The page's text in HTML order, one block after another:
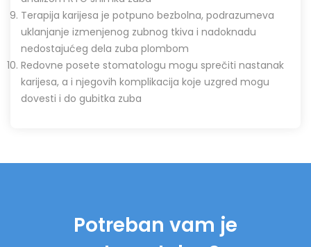
Terapija karijesa je potpuno bezbolna, podrazumeva
uklanjanje izmenjenog zubnog tkiva i nadoknadu
nedostajućeg dela zuba plombom
Redovne posete stomatologu mogu sprečiti nastanak
karijesa, a i njegovih komplikacija koje uzgred mogu
dovesti i do gubitka zuba
Potreban vam je